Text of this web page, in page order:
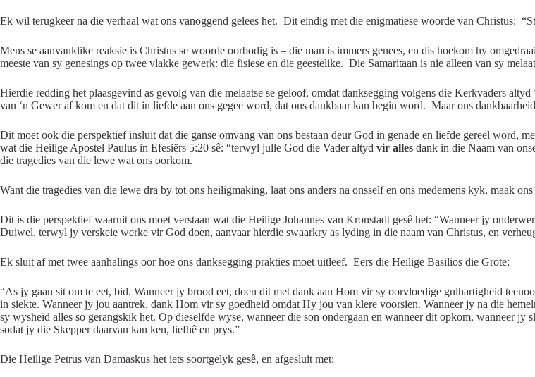
Ek wil terugkeer na die verhaal wat ons vanoggend gelees het. Dit eindig met die enigmatiese woorde van Christus:
Mens se aanvanklike reaksie is Christus se woorde oorbodig is – die man is immers genees, en dis hoekom hy
meeste van sy genesings op twee vlakke gewerk: die fisiese en die geestelike. Die Samaritaan is nie alleen van sy
Hierdie redding het plaasgevind as gevolg van die melaatse se geloof, omdat danksegging volgens die Kerkvaders
van ‘n Gewer af kom en dat dit in liefde aan ons gegee word, dat ons dankbaar kan begin word. Maar ons
Dit moet ook die perspektief insluit dat die ganse omvang van ons bestaan deur God in genade en liefde gereël word,
wat die Heilige Apostel Paulus in Efesiërs 5:20 sê: “terwyl julle God die Vader altyd vir alles dank in die Naam van
die tragedies van die lewe wat ons oorkom.
Want die tragedies van die lewe dra by tot ons heiligmaking, laat ons anders na onsself en ons medemens kyk, maak
Dit is die perspektief waaruit ons moet verstaan wat die Heilige Johannes van Kronstadt gesê het: “Wanneer jy
Duiwel, terwyl jy verskeie werke vir God doen, aanvaar hierdie swaarkry as lyding in die naam van Christus, en
Ek sluit af met twee aanhalings oor hoe ons danksegging prakties moet uitleef. Eers die Heilige Basilios die Grote:
“As jy gaan sit om te eet, bid. Wanneer jy brood eet, doen dit met dank aan Hom vir sy oorvloedige gulhartigheid
in siekte. Wanneer jy jou aantrek, dank Hom vir sy goedheid omdat Hy jou van klere voorsien. Wanneer jy na die
sy wysheid alles so gerangskik het. Op dieselfde wyse, wanneer die son ondergaan en wanneer dit opkom, wanneer
sodat jy die Skepper daarvan kan ken, liefhê en prys.”
Die Heilige Petrus van Damaskus het iets soortgelyk gesê, en afgesluit met: